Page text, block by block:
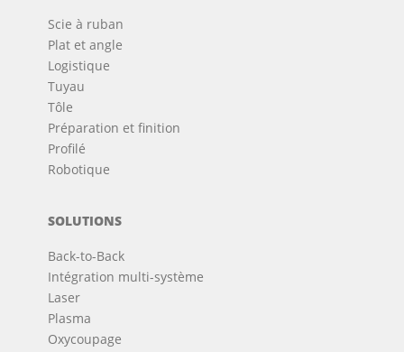
Scie à ruban
Plat et angle
Logistique
Tuyau
Tôle
Préparation et finition
Profilé
Robotique
SOLUTIONS
Back-to-Back
Intégration multi-système
Laser
Plasma
Oxycoupage